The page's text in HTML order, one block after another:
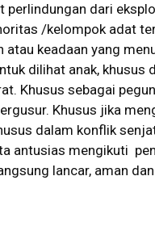
perlindungan dari
/kelompok adat
atau keadaan yang
dilihat anak, khusus
Khusus sebagai
Khusus jika
dalam konflik
antusias mengikuti
lancar, aman